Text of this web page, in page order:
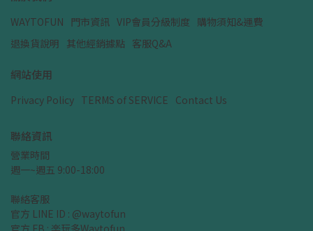
WAYTOFUN 門市資訊 VIP會員分級制度 購物須知&運費
退換貨說明 其他經銷據點 客服Q&A
網站使用
Privacy Policy TERMS of SERVICE Contact Us
聯絡資訊
營業時間
週一~週五 9:00-18:00
聯絡客服
官方 LINE ID : @waytofun
官方 FB : 楽玩多Waytofun